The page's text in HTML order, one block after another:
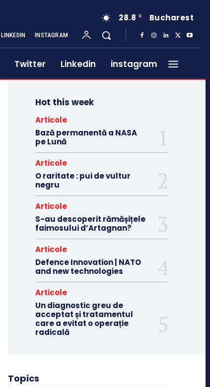
28.8 C Bucharest
LINKEDIN INSTAGRAM
Twitter Linkedin instagram
Hot this week
Articole
Bază permanentă a NASA
pe Lună
Articole
O raritate : pui de vultur
negru
Articole
S-au descoperit rămășițele
faimosului d’Artagnan?
Articole
Defence Innovation | NATO
and new technologies
Articole
Un diagnostic greu de
acceptat și tratamentul
care a evitat o operație
radicală
Topics